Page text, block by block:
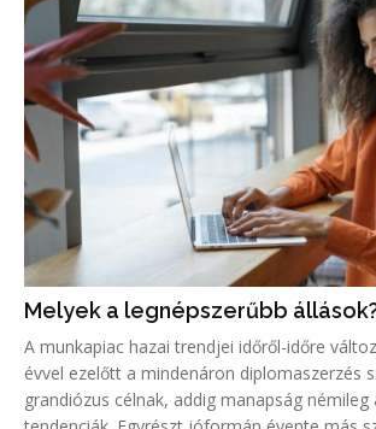
Melyek a legnépszerűbb
A munkapiac hazai trendjei időről-időre
évvel ezelőtt a mindenáron diplomaszerzés
grandiózus célnak, addig manapság némileg